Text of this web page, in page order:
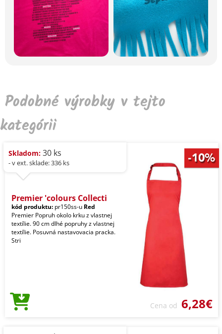
Podobné výrobky v tejto
kategórii
Skladom: 30 ks
- v ext. sklade: 336 ks
Premier 'colours Collecti
kód produktu: pr150ss-u Red
Premier Popruh okolo krku z vlastnej
textílie. 90 cm dlhé popruhy z vlastnej
textílie. Posuvná nastavovacia pracka.
Stri
Cena od 6,28€